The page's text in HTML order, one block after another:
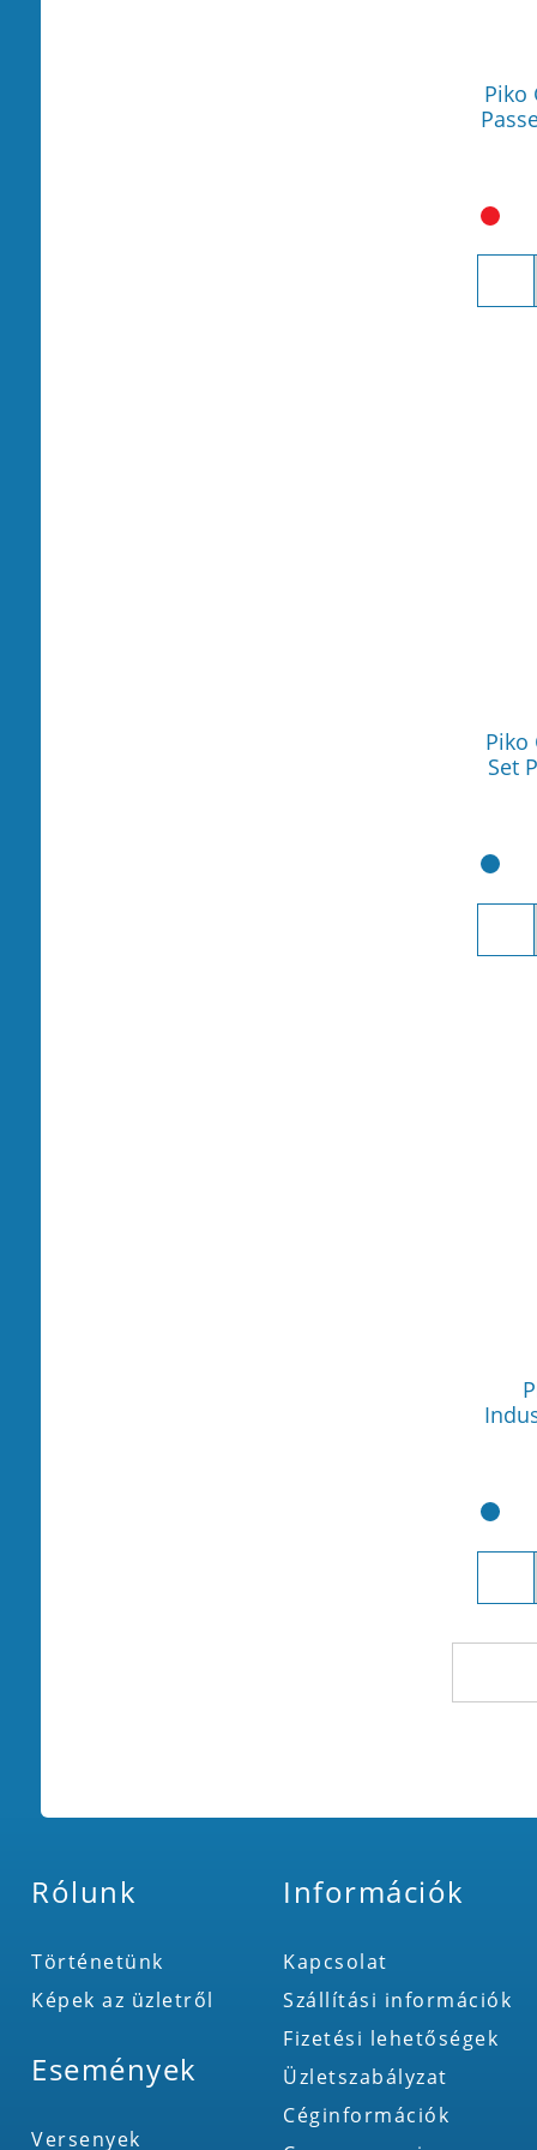
Piko
Piko
Set
Rólunk
Történetünk
Képek az üzletről
Események
Versenyek
Információk
Kapcsolat
Szállítási információk
Fizetési lehetőségek
Üzletszabályzat
Céginformációk